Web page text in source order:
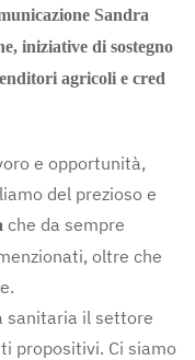
Sandra
iniziative di sostegno
agricoli e cred
e opportunità,
del prezioso e
che da sempre
oltre che
sanitaria il settore
propositivi. Ci siamo